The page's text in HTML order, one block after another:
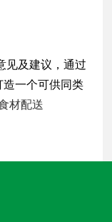
见及建议，通过
一个可供同类
材配送